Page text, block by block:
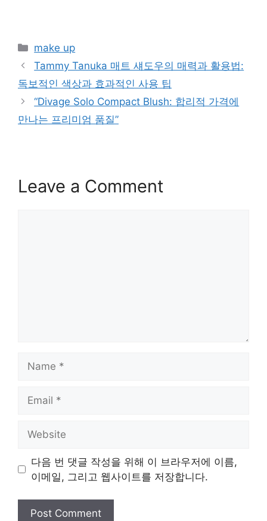
Categories
make up
Tammy Tanuka 매트 섀도우의 매력과 활용법:
독보적인 색상과 효과적인 사용 팁
“Divage Solo Compact Blush: 합리적 가격에
만나는 프리미엄 품질”
Leave a Comment
다음 번 댓글 작성을 위해 이 브라우저에 이름,
이메일, 그리고 웹사이트를 저장합니다.